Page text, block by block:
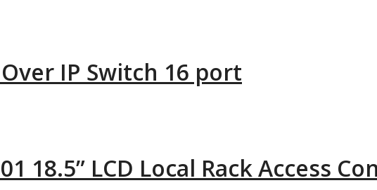
IP Switch 16 port
18.5” LCD Local Rack Access